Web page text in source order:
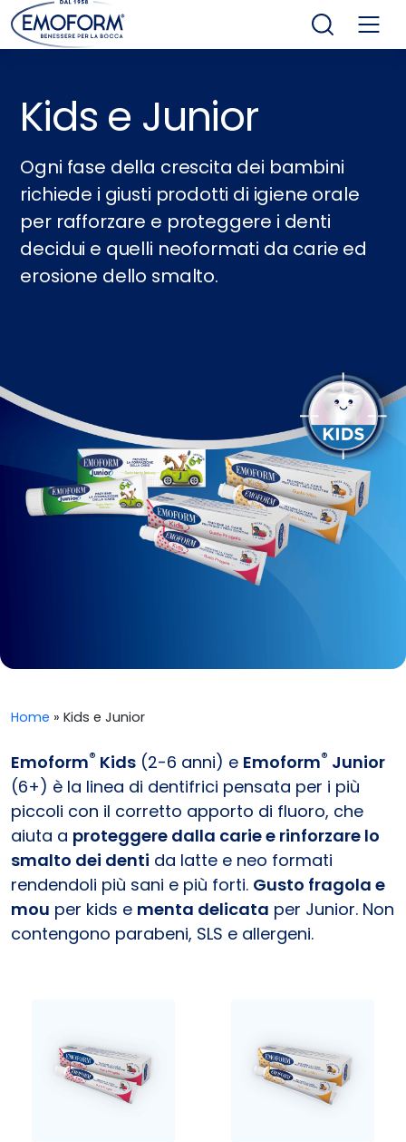
Kids e Junior
Ogni fase della crescita dei bambini
richiede i giusti prodotti di igiene orale
per rafforzare e proteggere i denti
decidui e quelli neoformati da carie ed
erosione dello smalto.
Home » Kids e Junior
Emoform® Kids (2-6 anni) e Emoform® Junior
(6+) è la linea di dentifrici pensata per i più
piccoli con il corretto apporto di fluoro, che
aiuta a proteggere dalla carie e rinforzare lo
smalto dei denti da latte e neo formati
rendendoli più sani e più forti. Gusto fragola e
mou per kids e menta delicata per Junior. Non
contengono parabeni, SLS e allergeni.